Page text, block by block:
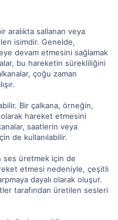
aralıkta sallanan veya
isimdir. Genelde,
devam etmesini sağlamak
bu hareketin sürekliliğini
çoğu zaman
Bir çalkana, örneğin,
hareket etmesini
saatlerin veya
de kullanılabilir.
ses üretmek için de
etmesi nedeniyle, çeşitli
dayalı olarak oluşur.
tarafından üretilen sesleri